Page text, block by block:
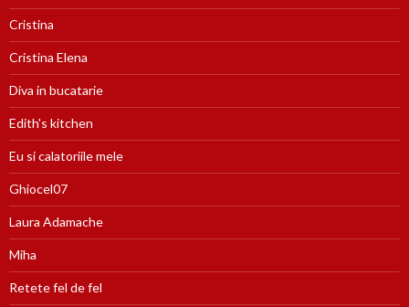
Cristina
Cristina Elena
Diva in bucatarie
Edith's kitchen
Eu si calatoriile mele
Ghiocel07
Laura Adamache
Miha
Retete fel de fel